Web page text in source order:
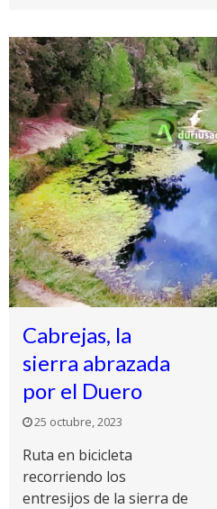
Cabrejas, la
sierra abrazada
por el Duero
25 octubre, 2023
Ruta en bicicleta
recorriendo los
entresijos de la sierra de